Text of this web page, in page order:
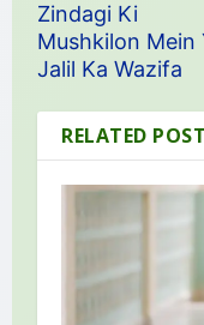
Zindagi Ki
Mushkilon Mein
Jalil Ka Wazifa
RELATED